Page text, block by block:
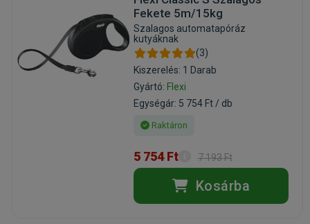
Fekete 5m/15kg
Szalagos automatapóráz
kutyáknak
(3)
Kiszerelés: 1 Darab
Gyártó: Flexi
Egységár: 5 754 Ft / db
Raktáron
5 754 Ft 7 193 Ft
Kosárba